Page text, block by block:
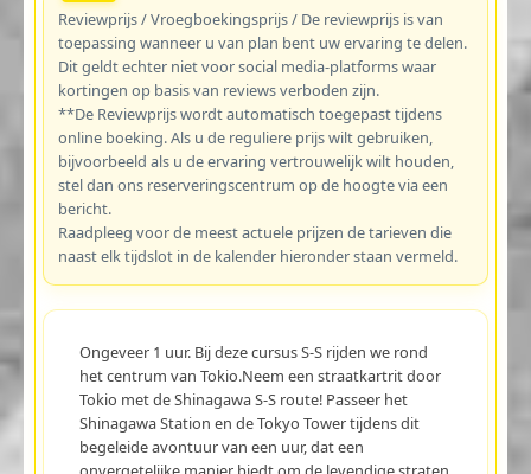
Reviewprijs / Vroegboekingsprijs / De reviewprijs is van
toepassing wanneer u van plan bent uw ervaring te delen.
Dit geldt echter niet voor social media-platforms waar
kortingen op basis van reviews verboden zijn.
**De Reviewprijs wordt automatisch toegepast tijdens
online boeking. Als u de reguliere prijs wilt gebruiken,
bijvoorbeeld als u de ervaring vertrouwelijk wilt houden,
stel dan ons reserveringscentrum op de hoogte via een
bericht.
Raadpleeg voor de meest actuele prijzen de tarieven die
naast elk tijdslot in de kalender hieronder staan vermeld.
Ongeveer 1 uur. Bij deze cursus S-S rijden we rond
het centrum van Tokio.Neem een straatkartrit door
Tokio met de Shinagawa S-S route! Passeer het
Shinagawa Station en de Tokyo Tower tijdens dit
begeleide avontuur van een uur, dat een